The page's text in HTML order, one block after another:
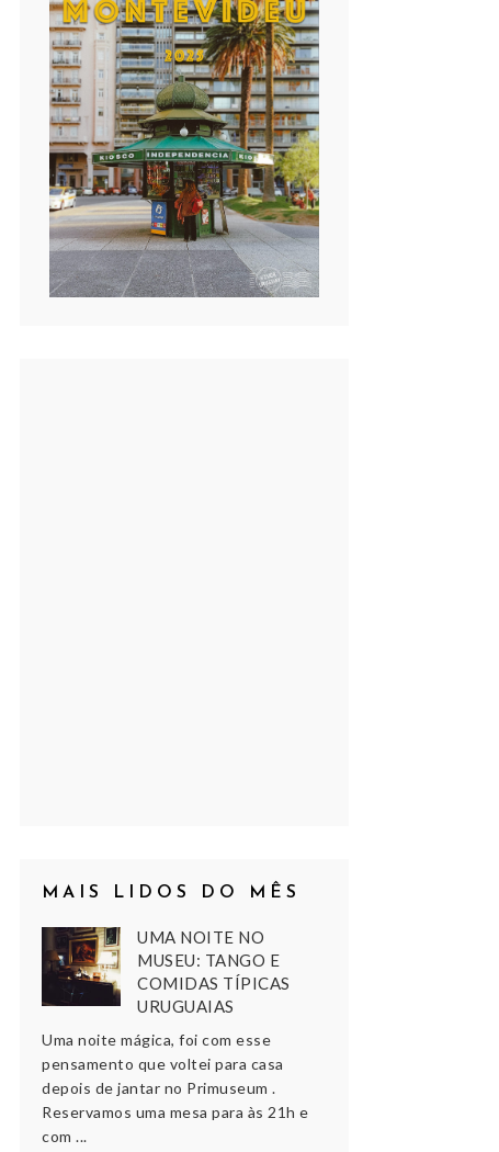
MAIS LIDOS DO MÊS
UMA NOITE NO
MUSEU: TANGO E
COMIDAS TÍPICAS
URUGUAIAS
Uma noite mágica, foi com esse
pensamento que voltei para casa
depois de jantar no Primuseum .
Reservamos uma mesa para às 21h e
com ...